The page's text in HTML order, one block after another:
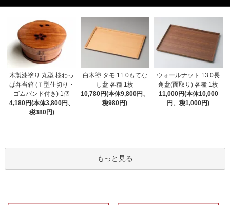
木製漆塗り 丸型 桜わっ
ぱ弁当箱 (Ｔ型仕切り・
ゴムバンド付き) 1個
4,180円(本体3,800円、
税380円)
白木塗 タモ 11.0もてな
し盆 各種 1枚
10,780円(本体9,800円、
税980円)
ウォールナット 13.0長
角盆(面取り) 各種 1枚
11,000円(本体10,000
円、税1,000円)
もっと見る